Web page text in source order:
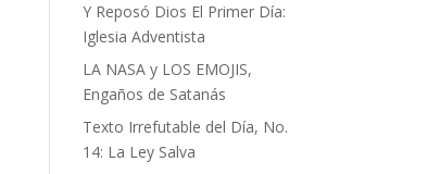
Y Reposó Dios El Primer Día:
Iglesia Adventista
LA NASA y LOS EMOJIS,
Engaños de Satanás
Texto Irrefutable del Día, No.
14: La Ley Salva